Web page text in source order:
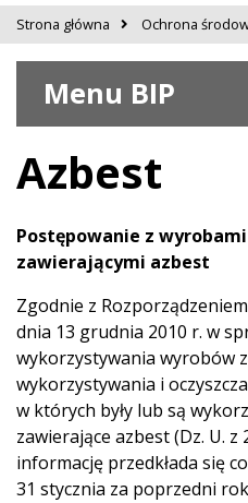
Strona główna Ochrona
Menu BIP
Azbest
Postępowanie z
zawierającymi azbest
Zgodnie z
dnia 13 grudnia 2010 r. w
wykorzystywania wyrobów
wykorzystywania i
w których były lub są
zawierające azbest (Dz. U. z
informację przedkłada się
31 stycznia za poprzedni